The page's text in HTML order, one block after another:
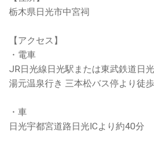
栃木県日光市中宮祠
【アクセス】
・電車
JR日光線日光駅または東武鉄道日
湯元温泉行き 三本松バス停より徒
・車
日光宇都宮道路日光ICより約40分